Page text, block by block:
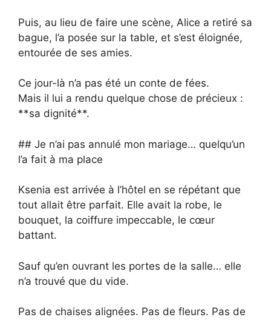
Puis, au lieu de faire une scène, Alice a retiré sa
bague, l’a posée sur la table, et s’est éloignée,
entourée de ses amies.
Ce jour-là n’a pas été un conte de fées.
Mais il lui a rendu quelque chose de précieux :
**sa dignité**.
## Je n’ai pas annulé mon mariage… quelqu’un
l’a fait à ma place
Ksenia est arrivée à l’hôtel en se répétant que
tout allait être parfait. Elle avait la robe, le
bouquet, la coiffure impeccable, le cœur
battant.
Sauf qu’en ouvrant les portes de la salle… elle
n’a trouvé que du vide.
Pas de chaises alignées. Pas de fleurs. Pas de